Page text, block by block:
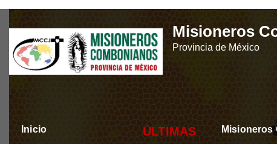
Skip
content
Misioneros
Provincia de México
Inicio ÚLTIMAS NOTICIAS Misioneros